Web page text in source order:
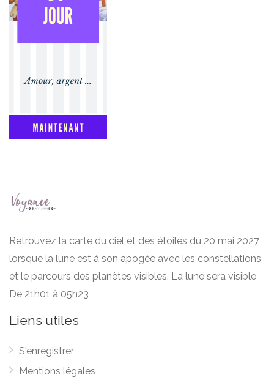
Retrouvez la carte du ciel et des étoiles du 20 mai 2027
lorsque la lune est à son apogée avec les constellations
et le parcours des planètes visibles. La lune sera visible
De 21h01 à 05h23
Liens utiles
S'enregistrer
Mentions légales